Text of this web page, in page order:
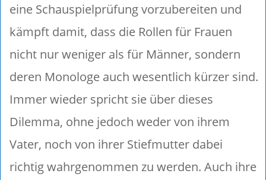
eine Schauspielprüfung vorzubereiten und
kämpft damit, dass die Rollen für Frauen
nicht nur weniger als für Männer, sondern
deren Monologe auch wesentlich kürzer sind.
Immer wieder spricht sie über dieses
Dilemma, ohne jedoch weder von ihrem
Vater, noch von ihrer Stiefmutter dabei
richtig wahrgenommen zu werden. Auch ihre